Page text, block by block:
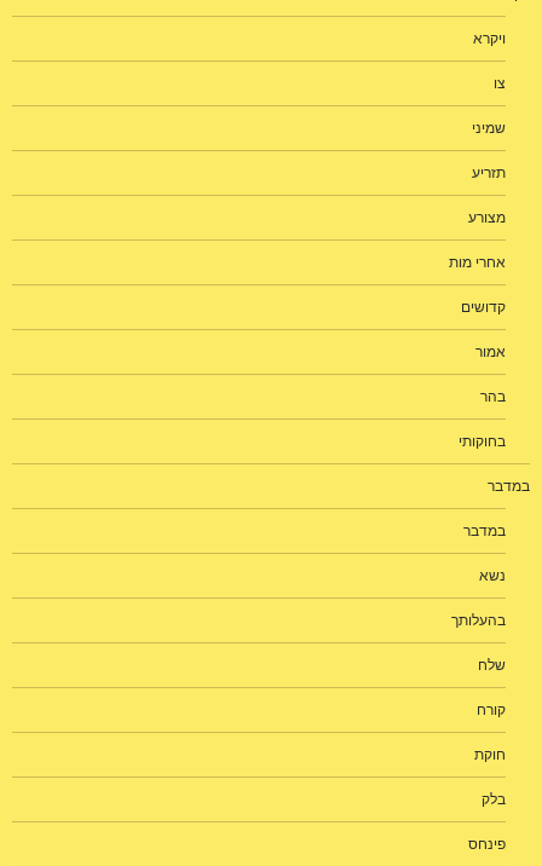
ויקרא
צו
שמיני
תזריע
מצורע
אחרי מות
קדושים
אמור
בהר
בחוקותי
במדבר
במדבר
נשא
בהעלותך
שלח
קורח
חוקת
בלק
פינחס